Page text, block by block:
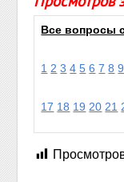
Все вопросы
1 2 3 4 5 6 7 8 9
17 18 19 20 21